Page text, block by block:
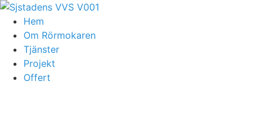
Skip
content
Hem
Om Rörmokaren
Tjänster
Projekt
Offert